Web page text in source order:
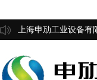
上海申劢工业设备有